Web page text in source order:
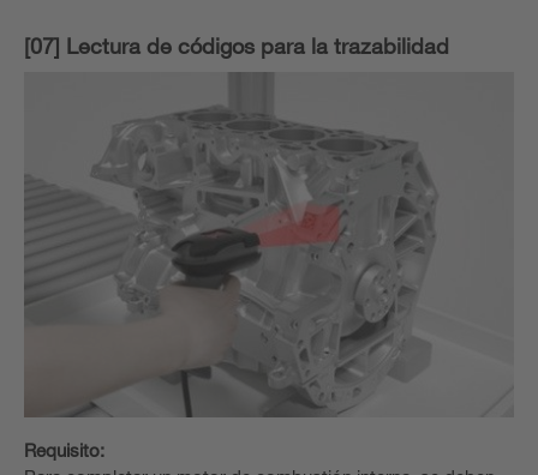
[07] Lectura de códigos para la trazabilidad
Requisito: